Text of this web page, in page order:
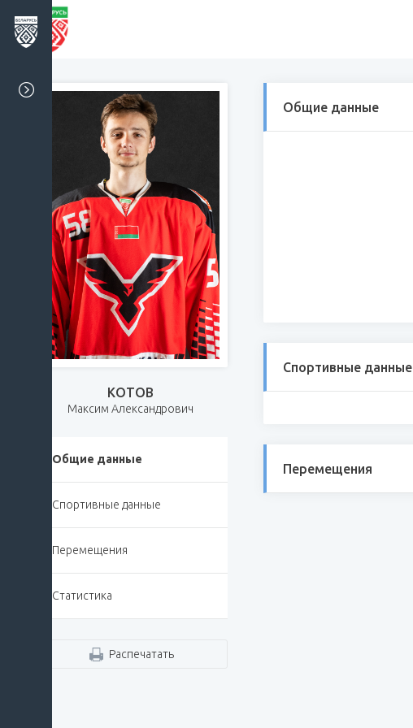
КОТОВ
Максим Александрович
Общие данные
Спортивные данные
Перемещения
Статистика
Распечатать
Общие данные
Спортивные данные
Перемещения